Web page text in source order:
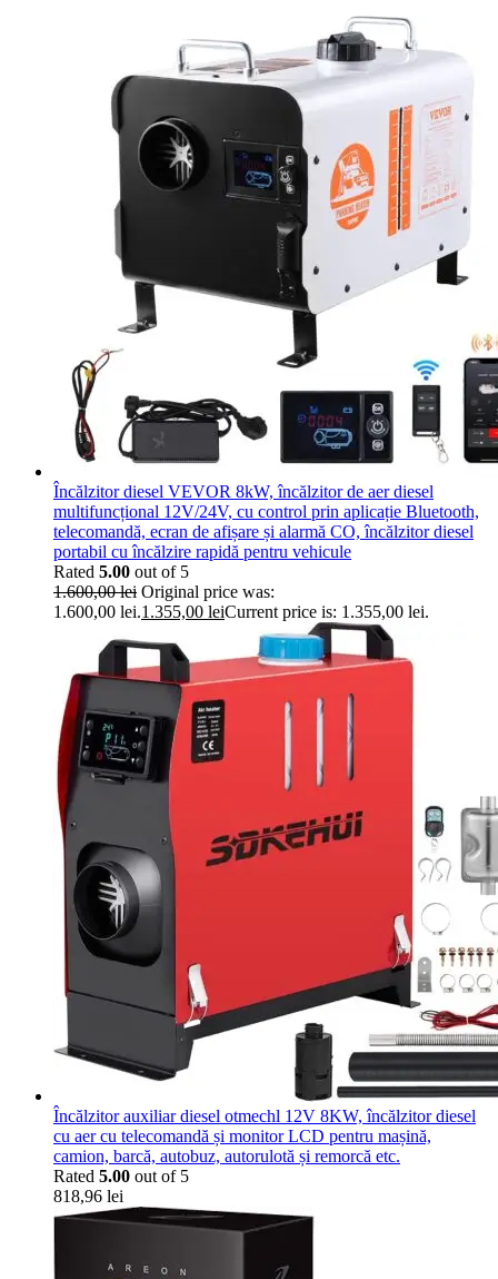
Încălzitor diesel VEVOR 8kW, încălzitor de aer diesel
multifuncțional 12V/24V, cu control prin aplicație Bluetooth,
telecomandă, ecran de afișare și alarmă CO, încălzitor diesel
portabil cu încălzire rapidă pentru vehicule
Rated 5.00 out of 5
1.600,00lei Original price was:
1.600,00 lei.1.355,00 leiCurrent price is: 1.355,00 lei.
Încălzitor auxiliar diesel otmechl 12V 8KW, încălzitor diesel
cu aer cu telecomandă și monitor LCD pentru mașină,
camion, barcă, autobuz, autorulotă și remorcă etc.
Rated 5.00 out of 5
818,96 lei